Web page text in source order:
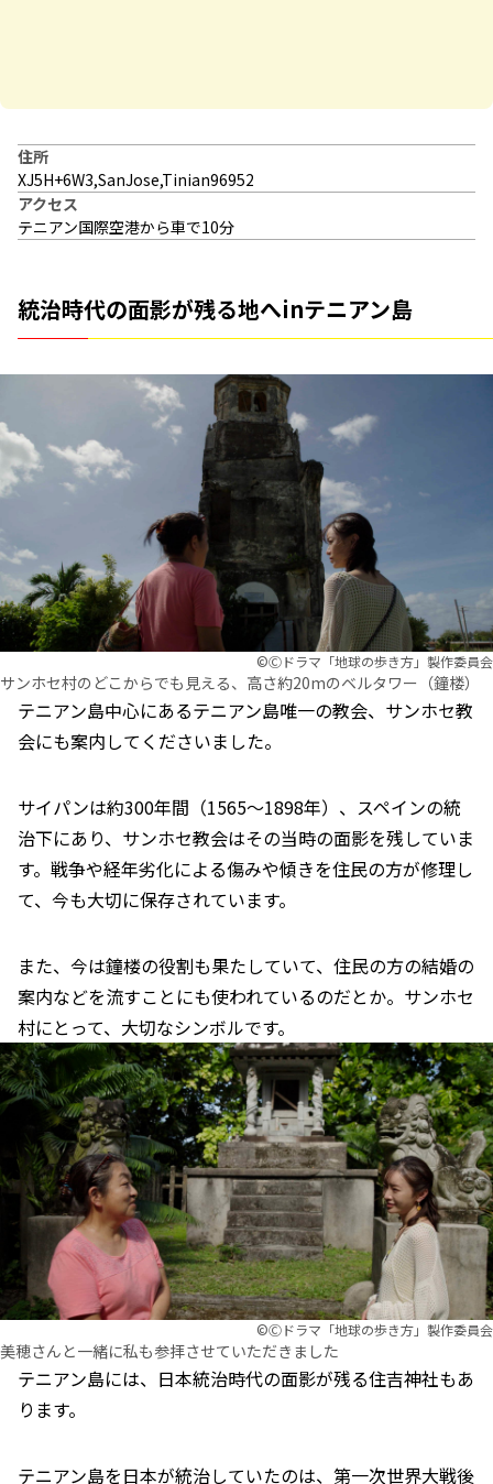
住所
XJ5H+6W3,SanJose,Tinian96952
アクセス
テニアン国際空港から車で10分
統治時代の面影が残る地へinテニアン島
©︎Ⓒドラマ「地球の歩き方」製作委員会
サンホセ村のどこからでも見える、高さ約20mのベルタワー（鐘楼）
テニアン島中心にあるテニアン島唯一の教会、サンホセ教
会にも案内してくださいました。
サイパンは約300年間（1565～1898年）、スペインの統
治下にあり、サンホセ教会はその当時の面影を残していま
す。戦争や経年劣化による傷みや傾きを住民の方が修理し
て、今も大切に保存されています。
また、今は鐘楼の役割も果たしていて、住民の方の結婚の
案内などを流すことにも使われているのだとか。サンホセ
村にとって、大切なシンボルです。
©︎Ⓒドラマ「地球の歩き方」製作委員会
美穂さんと一緒に私も参拝させていただきました
テニアン島には、日本統治時代の面影が残る住吉神社もあ
ります。
テニアン島を日本が統治していたのは、第一次世界大戦後